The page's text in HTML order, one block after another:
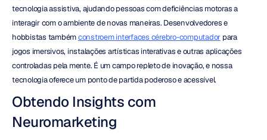
tecnologia assistiva, ajudando pessoas com deficiências motoras a
interagir com o ambiente de novas maneiras. Desenvolvedores e
hobbistas também constroem interfaces cérebro-computador para
jogos imersivos, instalações artísticas interativas e outras aplicações
controladas pela mente. É um campo repleto de inovação, e nossa
tecnologia oferece um ponto de partida poderoso e acessível.
Obtendo Insights com
Neuromarketing